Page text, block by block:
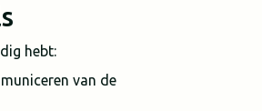
hebt:
van de